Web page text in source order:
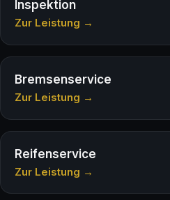
Inspektion
Zur Leistung →
Bremsenservice
Zur Leistung →
Reifenservice
Zur Leistung →